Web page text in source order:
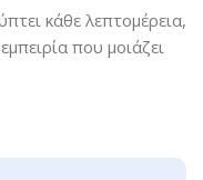
κάθε λεπτομέρεια,
που μοιάζει